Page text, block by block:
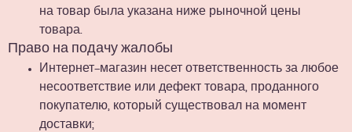
на товар была указана ниже рыночной цены
товара.
Право на подачу жалобы
Интернет-магазин несет ответственность за любое
несоответствие или дефект товара, проданного
покупателю, который существовал на момент
доставки;